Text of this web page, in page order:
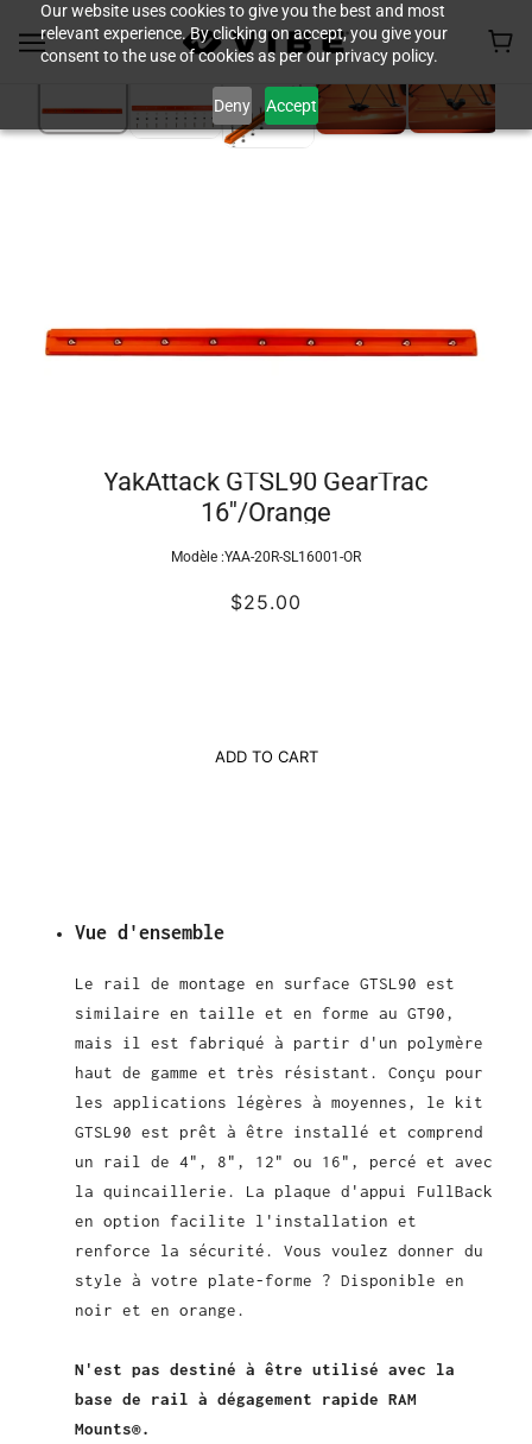
Our website uses cookies to give you the best and most
relevant experience. By clicking on accept, you give your
consent to the use of cookies as per our privacy policy.
Deny Accept
YakAttack GTSL90 GearTrac
16''/Orange
Modèle :YAA-20R-SL16001-OR
$25.00
ADD TO CART
Vue d'ensemble
Le rail de montage en surface GTSL90 est
similaire en taille et en forme au GT90,
mais il est fabriqué à partir d'un polymère
haut de gamme et très résistant. Conçu pour
les applications légères à moyennes, le kit
GTSL90 est prêt à être installé et comprend
un rail de 4", 8", 12" ou 16", percé et avec
la quincaillerie. La plaque d'appui FullBack
en option facilite l'installation et
renforce la sécurité. Vous voulez donner du
style à votre plate-forme ? Disponible en
noir et en orange.
N'est pas destiné à être utilisé avec la
base de rail à dégagement rapide RAM
Mounts®.